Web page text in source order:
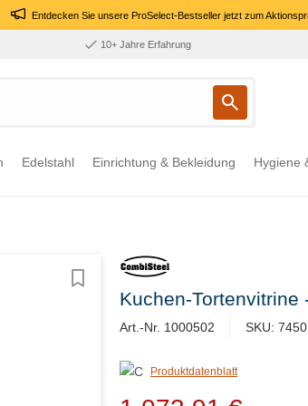
Entdecken Sie unsere ProSelect-Bestseller jetzt zum
10+ Jahre Erfahrung
Edelstahl Einrichtung & Bekleidung Hygiene
Kuchen-Tortenvitrine
Art.-Nr. 1000502 SKU:
Produktdatenblatt